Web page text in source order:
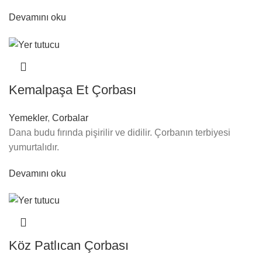
Devamını oku
Kemalpaşa Et Çorbası
Yemekler, Corbalar
Dana budu fırında pişirilir ve didilir. Çorbanın terbiyesi
yumurtalıdır.
Devamını oku
Köz Patlıcan Çorbası